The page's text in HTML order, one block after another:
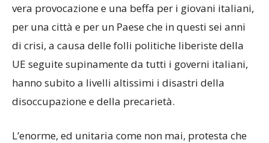
vera provocazione e una beffa per i giovani italiani,
per una città e per un Paese che in questi sei anni
di crisi, a causa delle folli politiche liberiste della
UE seguite supinamente da tutti i governi italiani,
hanno subito a livelli altissimi i disastri della
disoccupazione e della precarietà.
L’enorme, ed unitaria come non mai, protesta che